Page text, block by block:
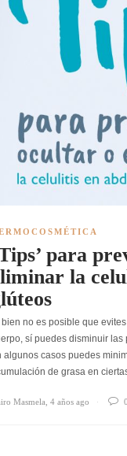
para
la
bien no es posible que
sí puedes disminuir
algunos casos puedes
de grasa en
Masmela 4 años ago 0